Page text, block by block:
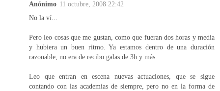
Anónimo 11 octubre, 2008 22:42
No la ví...
Pero leo cosas que me gustan, como que fueran dos horas y media
y hubiera un buen ritmo. Ya estamos dentro de una duración
razonable, no era de recibo galas de 3h y más.
Leo que entran en escena nuevas actuaciones, que se sigue
contando con las academias de siempre, pero no en la forma de